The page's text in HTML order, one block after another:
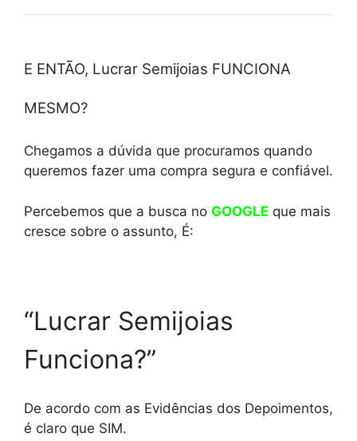
E ENTÃO, Lucrar Semijoias FUNCIONA
MESMO?
Chegamos a dúvida que procuramos quando
queremos fazer uma compra segura e confiável.
Percebemos que a busca no GOOGLE que mais
cresce sobre o assunto, É:
“Lucrar Semijoias
Funciona?”
De acordo com as Evidências dos Depoimentos,
é claro que SIM.